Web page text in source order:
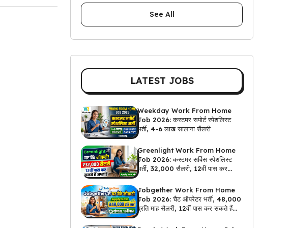
See All
LATEST JOBS
Weekday Work From Home
Job 2026: कस्टमर सपोर्ट स्पेशलिस्ट
भर्ती, 4-6 लाख सालाना सैलरी
Greenlight Work From Home
Job 2026: कस्टमर सर्विस स्पेशलिस्ट
भर्ती, ₹32,000 सैलरी, 12वीं पास कर
सकते हैं अप्लाई
Jobgether Work From Home
Job 2026: चैट ऑपरेटर भर्ती, ₹48,000
प्रति माह सैलरी, 12वीं पास कर सकते हैं
अप्लाई